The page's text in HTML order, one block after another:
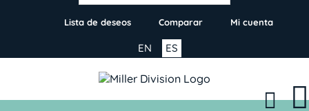
for:
Lista de deseos Comparar Mi cuenta
ES
EN